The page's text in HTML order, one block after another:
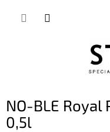
NO-BLE Royal
0,5l